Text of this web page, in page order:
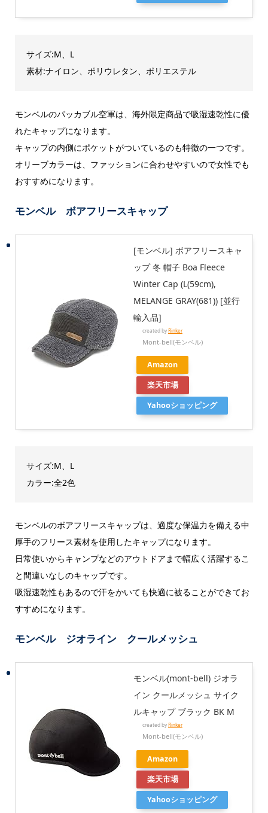
サイズ:M、L
素材:ナイロン、ポリウレタン、ポリエステル
モンベルのパッカブル空軍は、海外限定商品で吸湿速乾性に優
れたキャップになります。
キャップの内側にポケットがついているのも特徴の一つです。
オリーブカラーは、ファッションに合わせやすいので女性でも
おすすめになります。
モンベル ボアフリースキャップ
[モンベル] ボアフリースキャ
ップ 冬 帽子 Boa Fleece
Winter Cap (L(59cm),
MELANGE GRAY(681)) [並行
輸入品]
created byRinker
Mont-bell(モンベル)
Amazon
楽天市場
Yahooショッピング
サイズ:M、L
カラー:全2色
モンベルのボアフリースキャップは、適度な保温力を備える中
厚手のフリース素材を使用したキャップになります。
日常使いからキャンプなどのアウトドアまで幅広く活躍するこ
と間違いなしのキャップです。
吸湿速乾性もあるので汗をかいても快適に被ることができてお
すすめになります。
モンベル ジオライン クールメッシュ
モンベル(mont‐bell) ジオラ
イン クールメッシュ サイク
ルキャップ ブラック BK M
created byRinker
Mont-bell(モンベル)
Amazon
楽天市場
Yahooショッピング